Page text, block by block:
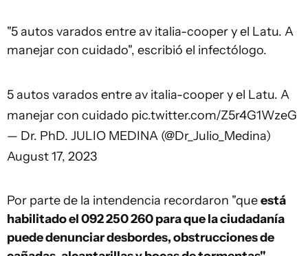
"5 autos varados entre av italia-cooper y el Latu. A
manejar con cuidado", escribió el infectólogo.
5 autos varados entre av italia-cooper y el Latu. A
manejar con cuidado pic.twitter.com/Z5r4G1WzeG
— Dr. PhD. JULIO MEDINA (@Dr_Julio_Medina)
August 17, 2023
Por parte de la intendencia recordaron "queestá
habilitado el 092 250 260 para que la ciudadanía
puede denunciar desbordes, obstrucciones de